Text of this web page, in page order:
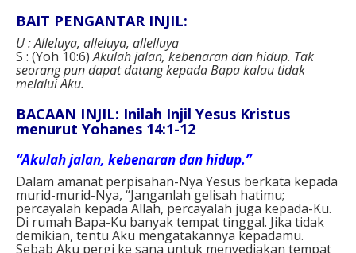
BAIT PENGANTAR INJIL:
U :Alleluya, alleluya, allelluya
S : (Yoh 10:6)Akulah jalan, kebenaran dan hidup. Tak
seorang pun dapat datang kepada Bapa kalau tidak
melalui Aku.
BACAAN INJIL: Inilah Injil Yesus Kristus
menurut Yohanes 14:1-12
“Akulah jalan, kebenaran dan hidup.”
Dalam amanat perpisahan-Nya Yesus berkata kepada
murid-murid-Nya, “Janganlah gelisah hatimu;
percayalah kepada Allah, percayalah juga kepada-Ku.
Di rumah Bapa-Ku banyak tempat tinggal. Jika tidak
demikian, tentu Aku mengatakannya kepadamu.
Sebab Aku pergi ke sana untuk menyediakan tempat